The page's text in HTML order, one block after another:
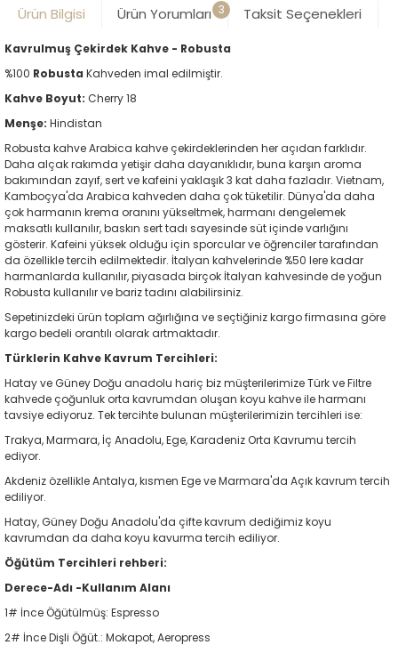
Ürün Bilgisi Ürün Yorumları 3 Taksit Seçenekleri
Kavrulmuş Çekirdek Kahve - Robusta
%100 Robusta Kahveden imal edilmiştir.
Kahve Boyut: Cherry 18
Menşe: Hindistan
Robusta kahve Arabica kahve çekirdeklerinden her açıdan farklıdır.
Daha alçak rakımda yetişir daha dayanıklıdır, buna karşın aroma
bakımından zayıf, sert ve kafeini yaklaşık 3 kat daha fazladır. Vietnam,
Kamboçya'da Arabica kahveden daha çok tüketilir. Dünya'da daha
çok harmanın krema oranını yükseltmek, harmanı dengelemek
maksatlı kullanılır, baskın sert tadı sayesinde süt içinde varlığını
gösterir. Kafeini yüksek olduğu için sporcular ve öğrenciler tarafından
da özellikle tercih edilmektedir. İtalyan kahvelerinde %50 lere kadar
harmanlarda kullanılır, piyasada birçok İtalyan kahvesinde de yoğun
Robusta kullanılır ve bariz tadını alabilirsiniz.
Sepetinizdeki ürün toplam ağırlığına ve seçtiğiniz kargo firmasına göre
kargo bedeli orantılı olarak artmaktadır.
Türklerin Kahve Kavrum Tercihleri:
Hatay ve Güney Doğu anadolu hariç biz müşterilerimize Türk ve Filtre
kahvede çoğunluk orta kavrumdan oluşan koyu kahve ile harmanı
tavsiye ediyoruz. Tek tercihte bulunan müşterilerimizin tercihleri ise:
Trakya, Marmara, İç Anadolu, Ege, Karadeniz Orta Kavrumu tercih
ediyor.
Akdeniz özellikle Antalya, kısmen Ege ve Marmara'da Açık kavrum tercih
ediliyor.
Hatay, Güney Doğu Anadolu'da çifte kavrum dediğimiz koyu
kavrumdan da daha koyu kavurma tercih ediliyor.
Öğütüm Tercihleri rehberi:
Derece-Adı -Kullanım Alanı
1# İnce Öğütülmüş: Espresso
2# İnce Dişli Öğüt.: Mokapot, Aeropress